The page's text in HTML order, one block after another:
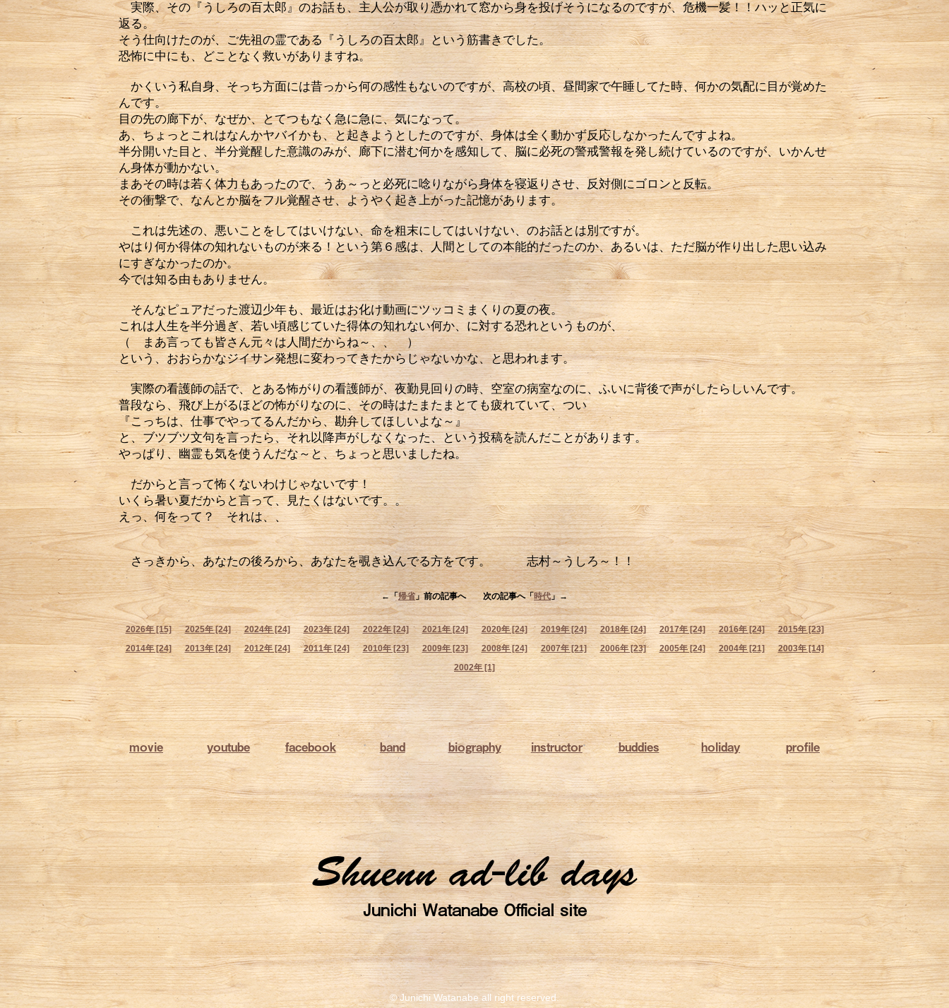
実際、その『うしろの百太郎』のお話も、主人公が取り憑かれて窓から身を投げそうになるのですが、危機一髪！！ハッと正気に
返る。
そう仕向けたのが、ご先祖の霊である『うしろの百太郎』という筋書きでした。
恐怖に中にも、どことなく救いがありますね。
かくいう私自身、そっち方面には昔っから何の感性もないのですが、高校の頃、昼間家で午睡してた時、何かの気配に目が覚めた
んです。
目の先の廊下が、なぜか、とてつもなく急に急に、気になって。
あ、ちょっとこれはなんかヤバイかも、と起きようとしたのですが、身体は全く動かず反応しなかったんですよね。
半分開いた目と、半分覚醒した意識のみが、廊下に潜む何かを感知して、脳に必死の警戒警報を発し続けているのですが、いかんせ
ん身体が動かない。
まあその時は若く体力もあったので、うあ～っと必死に唸りながら身体を寝返りさせ、反対側にゴロンと反転。
その衝撃で、なんとか脳をフル覚醒させ、ようやく起き上がった記憶があります。
これは先述の、悪いことをしてはいけない、命を粗末にしてはいけない、のお話とは別ですが。
やはり何か得体の知れないものが来る！という第６感は、人間としての本能的だったのか、あるいは、ただ脳が作り出した思い込み
にすぎなかったのか。
今では知る由もありません。
そんなピュアだった渡辺少年も、最近はお化け動画にツッコミまくりの夏の夜。
これは人生を半分過ぎ、若い頃感じていた得体の知れない何か、に対する恐れというものが、
（ まあ言っても皆さん元々は人間だからね～、、 ）
という、おおらかなジイサン発想に変わってきたからじゃないかな、と思われます。
実際の看護師の話で、とある怖がりの看護師が、夜勤見回りの時、空室の病室なのに、ふいに背後で声がしたらしいんです。
普段なら、飛び上がるほどの怖がりなのに、その時はたまたまとても疲れていて、つい
『こっちは、仕事でやってるんだから、勘弁してほしいよな～』
と、ブツブツ文句を言ったら、それ以降声がしなくなった、という投稿を読んだことがあります。
やっぱり、幽霊も気を使うんだな～と、ちょっと思いましたね。
だからと言って怖くないわけじゃないです！
いくら暑い夏だからと言って、見たくはないです。。
えっ、何をって？ それは、、
さっきから、あなたの後ろから、あなたを覗き込んでる方をです。 志村～うしろ～！！
←「帰省」前の記事へ 次の記事へ「時代」→
2026年 [15] 2025年 [24] 2024年 [24] 2023年 [24] 2022年 [24] 2021年 [24] 2020年 [24] 2019年 [24] 2018年 [24] 2017年 [24] 2016年 [24]
2015年 [23]
2014年 [24]
2013年 [24] 2012年 [24] 2011年 [24] 2010年 [23] 2009年 [23] 2008年 [24] 2007年 [21] 2006年 [23] 2005年 [24] 2004年 [21]
2003年 [14]
2002年 [1]
movie youtube facebook band biography instructor buddies holiday profile
Shuenn ad-lib days
Junichi Watanabe Official site
© Junichi Watanabe all right reserved.